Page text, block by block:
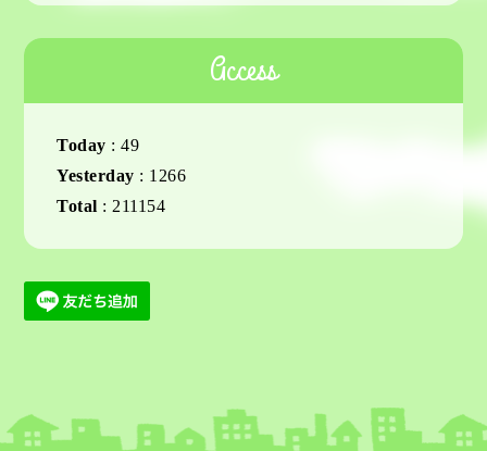
Access
Today :49
Yesterday : 1266
Total : 211154